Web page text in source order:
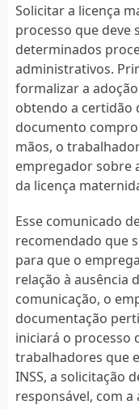
Solicitar a licença
processo que deve
determinados
administrativos.
formalizar a
obtendo a certidão
documento
mãos, o
empregador sobre
da licença
Esse comunicado
recomendado que
para que o
relação à ausência
comunicação, o
documentação
iniciará o processo
trabalhadores que
INSS, a solicitação
responsável, com